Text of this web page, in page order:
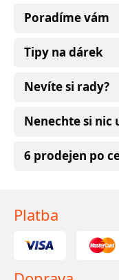
Poradíme vám
Tipy na dárek
Nevíte si rady?
Nenechte si nic
6 prodejen po
Platba